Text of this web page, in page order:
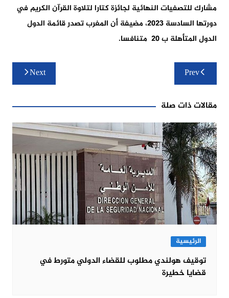
مشارك للتصفيات النهائية لجائزة كتارا لتلاوة القرآن الكريم في
دورتها السادسة 2023، مضيفة أن المغرب تصدر قائمة الدول
الدول المتأهلة ب 20 متنافسا.
تصفّح
المقالات
Prev
Next
مقالات ذات صلة
الرئيسية
توقيف هولندي مطلوب للقضاء الدولي متورط في
قضايا خطيرة